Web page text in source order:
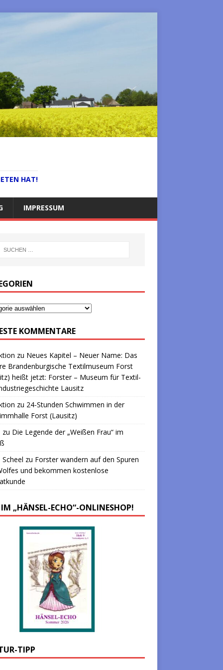
HAT!
IMPRESSUM
KOMMENTARE
zu Neues Kapitel – Neuer Name: Das
Brandenburgische Textilmuseum Forst
heißt jetzt: Forster – Museum für Textil-
Lausitz
zu 24-Stunden Schwimmen in der
Forst (Lausitz)
zu Die Legende der „Weißen Frau“ im
Scheel zu Forster wandern auf den Spuren
und bekommen kostenlose
„HÄNSEL-ECHO“-ONLINESHOP!
TIPP